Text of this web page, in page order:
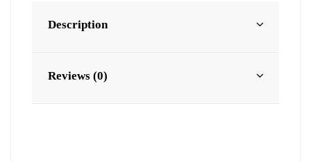
Description
Reviews (0)